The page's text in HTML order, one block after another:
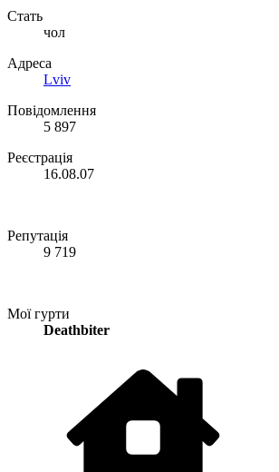
Стать
чол
Адреса
Lviv
Повідомлення
5 897
Реєстрація
16.08.07
Репутація
9 719
Мої гурти
Deathbiter